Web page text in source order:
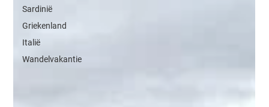
Sardinië
Griekenland
Italië
Wandelvakantie